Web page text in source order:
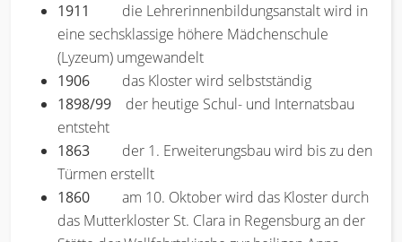
1911 die Lehrerinnenbildungsanstalt wird in
eine sechsklassige höhere Mädchenschule
(Lyzeum) umgewandelt
1906 das Kloster wird selbstständig
1898/99 der heutige Schul- und Internatsbau
entsteht
1863 der 1. Erweiterungsbau wird bis zu den
Türmen erstellt
1860
am 10. Oktober wird das Kloster durch
das Mutterkloster St. Clara in Regensburg an der